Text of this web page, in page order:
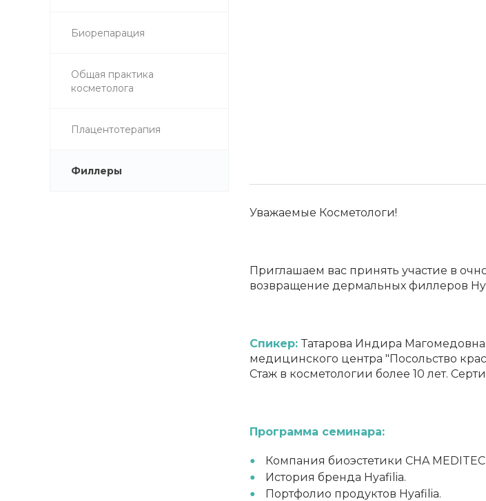
Биорепарация
Общая практика
косметолога
Плацентотерапия
Филлеры
Уважаемые Косметологи!
Приглашаем вас принять участие в
возвращение дермальных филлеров
Спикер: Татарова Индира
медицинского центра "Посольство
Стаж в косметологии более 10 лет.
Программа семинара:
Компания биоэстетики CHA
История бренда Hyafilia.
Портфолио продуктов Hyafilia.